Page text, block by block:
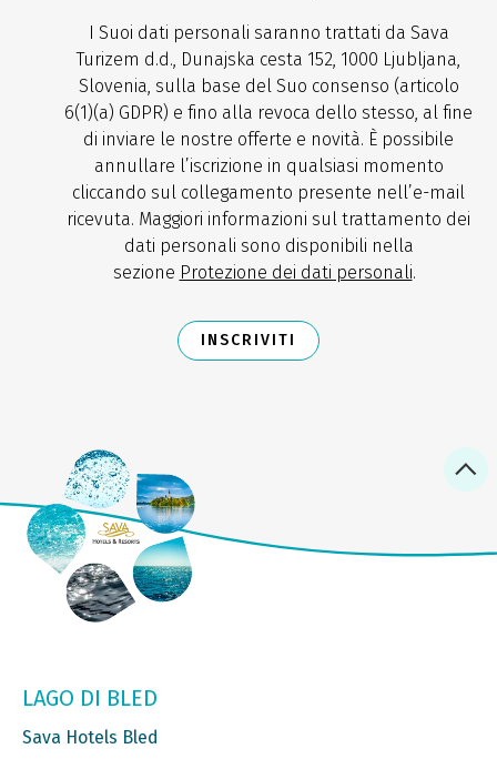
I Suoi dati personali saranno trattati da Sava
Turizem d.d., Dunajska cesta 152, 1000 Ljubljana,
Slovenia, sulla base del Suo consenso (articolo
6(1)(a) GDPR) e fino alla revoca dello stesso, al fine
di inviare le nostre offerte e novità. È possibile
annullare l’iscrizione in qualsiasi momento
cliccando sul collegamento presente nell’e-mail
ricevuta. Maggiori informazioni sul trattamento dei
dati personali sono disponibili nella
sezione Protezione dei dati personali.
INSCRIVITI
LAGO DI BLED
Sava Hotels Bled